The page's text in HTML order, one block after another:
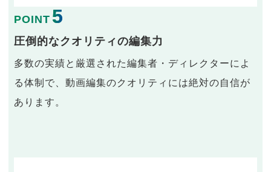
POINT 5
圧倒的なクオリティの編集力
多数の実績と厳選された編集者・ディレクターによ
る体制で、動画編集のクオリティには絶対の自信が
あります。